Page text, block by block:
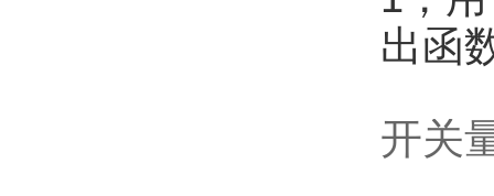
出函
开关